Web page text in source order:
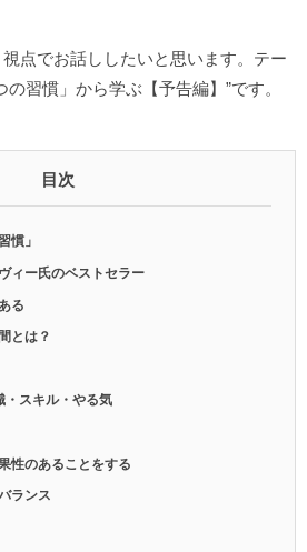
点でお話ししたいと思います。テー
習慣」から学ぶ【予告編】”です。
目次
慣」
ィー氏のベストセラー
る
とは？
・スキル・やる気
性のあることをする
ランス